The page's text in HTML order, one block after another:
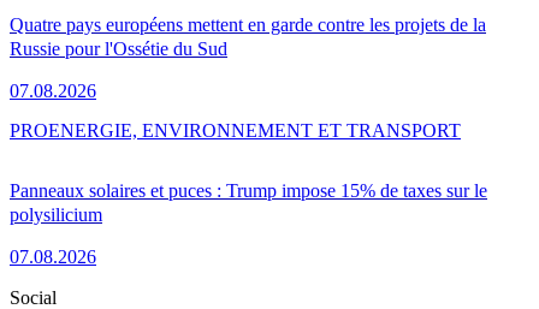
Quatre pays européens mettent en garde contre les projets de la
Russie pour l'Ossétie du Sud
07.08.2026
Panneaux solaires et puces : Trump impose 15% de taxes sur le
polysilicium
07.08.2026
PROENERGIE, ENVIRONNEMENT ET TRANSPORT
Social